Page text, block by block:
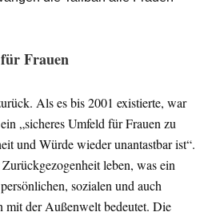
Frauen
Als es bis 2001 existierte, war
„sicheres Umfeld für Frauen zu
und Würde wieder unantastbar ist“.
leben, was ein
sozialen und auch
der Außenwelt bedeutet. Die